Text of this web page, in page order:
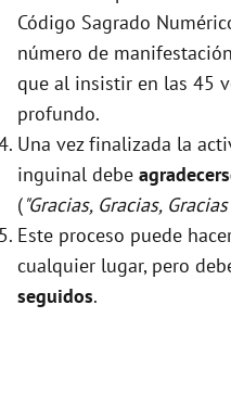
Código Sagrado
número de
que al insistir en las 45
profundo.
Una vez finalizada la
inguinal debe
("Gracias, Gracias,
Este proceso puede
cualquier lugar, pero
seguidos.